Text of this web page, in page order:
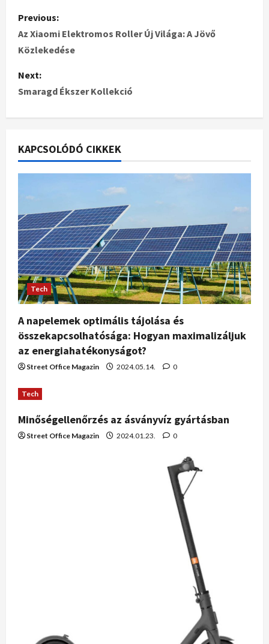
Previous:
Az Xiaomi Elektromos Roller Új Világa: A Jövő
Közlekedése
Next:
Smaragd Ékszer Kollekció
KAPCSOLÓDÓ CIKKEK
Tech
A napelemek optimális tájolása és
összekapcsolhatósága: Hogyan maximalizáljuk
az energiahatékonyságot?
Street Office Magazin 2024.05.14. 0
Tech
Minőségellenőrzés az ásványvíz gyártásban
Street Office Magazin 2024.01.23. 0